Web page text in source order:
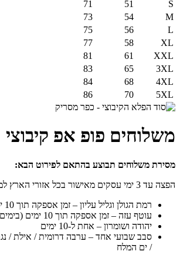
S
51
71
M
54
73
L
56
75
XL
58
77
XXL
61
81
3XL
65
83
4XL
68
84
5XL
70
86
משלוחים פופ אפ קיבוצי
מסירת משלוחים תבוצע בהתאם לפירוט הבא:
הפצה עד 3 ימי עסקים מאישור בכל אזורי הארץ למעט:
רמת הגולן וגליל עליון – זמן אספקה תוך 10 ימים ( בימים ב’ + ה’)
עוטף עזה – זמן אספקה תוך 10 ימים (בימים א’ +ד’)
יהודה ושומרון – אחת ל-10 ימים
סבב שבועי אחד – ערבה דרומית / אילת /
/ ים המלח